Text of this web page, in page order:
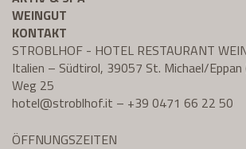
WEINGUT
KONTAKT
STROBLHOF - HOTEL RESTAURANT
Italien – Südtirol, 39057 St. Michael/Eppan
Weg 25
hotel@stroblhof.it – +39 0471 66 22 50
ÖFFNUNGSZEITEN